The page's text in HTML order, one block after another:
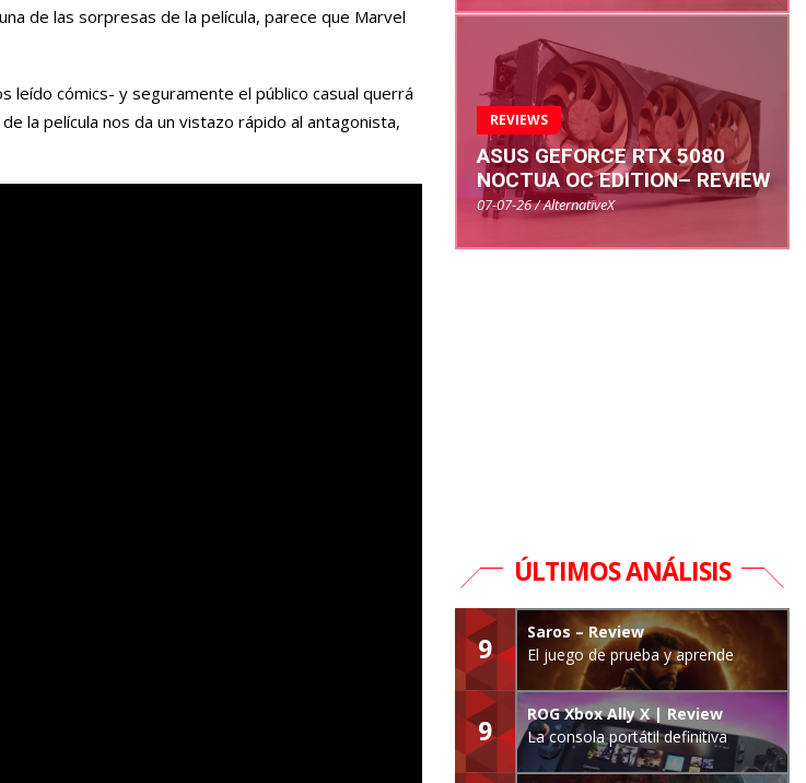
de las sorpresas de la película, parece que Marvel
leído cómics- y seguramente el público casual querrá
la película nos da un vistazo rápido al antagonista,
REVIEWS
ASUS GEFORCE RTX 5080
NOCTUA OC EDITION– REVIEW
07-07-26 / AlternativeX
ÚLTIMOS ANÁLISIS
9
Saros – Review
El juego de prueba y aprende
9
ROG Xbox Ally X | Review
La consola portátil definitiva